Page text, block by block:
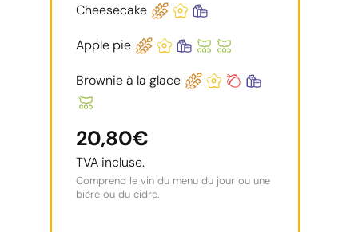
Cheesecake
Apple pie
Brownie à la glace
20,80€
TVA incluse.
Comprend le vin du menu du jour ou une
bière ou du cidre.